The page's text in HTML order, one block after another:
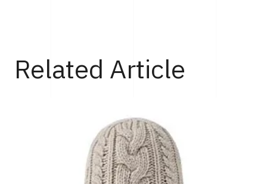
Related Article